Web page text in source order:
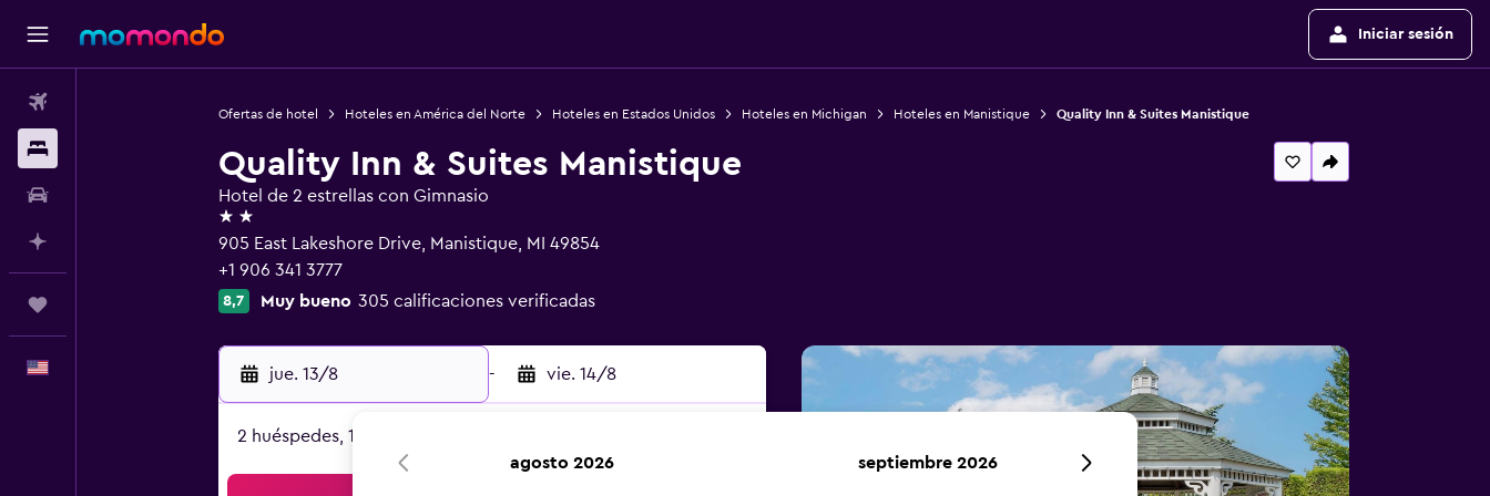
Iniciar sesión
Ofertas de hotel Hoteles en América del Norte Hoteles en Estados Unidos Hoteles en Michigan Hoteles en Manistique Quality Inn & Suites Manistique
Quality Inn & Suites Manistique
Hotel de 2 estrellas con Gimnasio
2 estrellas
905 East Lakeshore Drive, Manistique, MI 49854
+1 906 341 3777
8,7 Muy bueno 305 calificaciones verificadas
jue. 13/8 - vie. 14/8
2 huéspedes, 1 habitación
agosto 2026 septiembre 2026